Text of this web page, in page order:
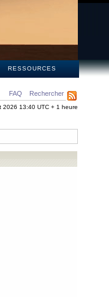
RESSOURCES
FAQ Rechercher
2026 13:40 UTC + 1 heure